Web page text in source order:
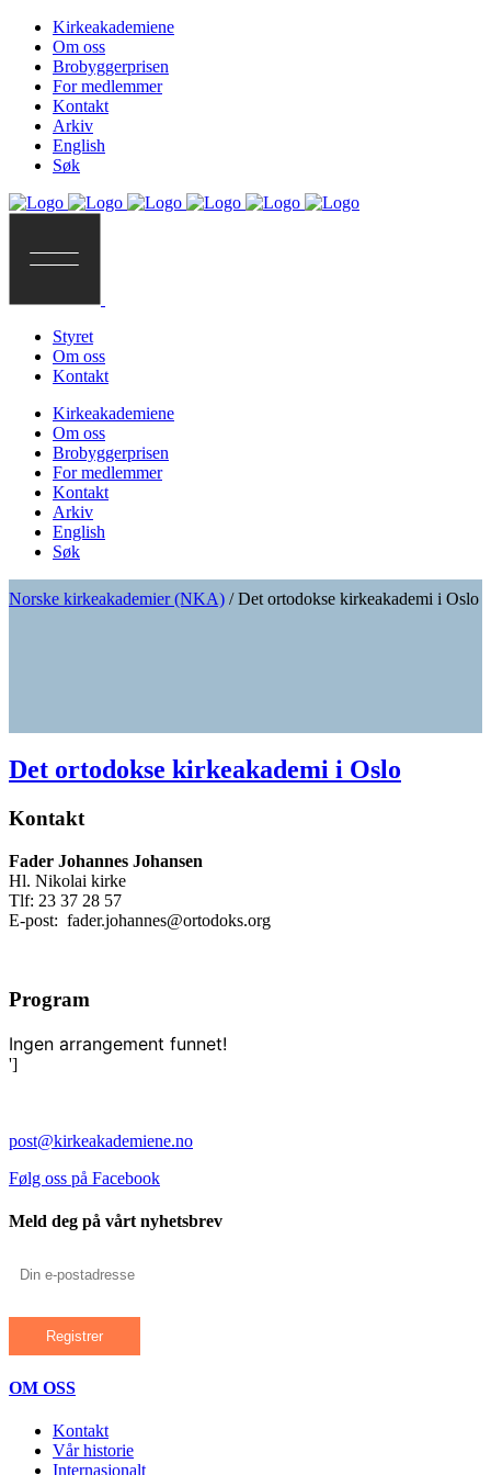
Kirkeakademiene
Om oss
Brobyggerprisen
For medlemmer
Kontakt
Arkiv
English
Søk
Styret
Om oss
Kontakt
Kirkeakademiene
Om oss
Brobyggerprisen
For medlemmer
Kontakt
Arkiv
English
Søk
Norske kirkeakademier (NKA) /Det ortodokse kirkeakademi i Oslo
Det ortodokse kirkeakademi i Oslo
Kontakt
Fader Johannes Johansen
Hl. Nikolai kirke
Tlf: 23 37 28 57
E-post: fader.johannes@ortodoks.org
Program
Ingen arrangement funnet!
']
post@kirkeakademiene.no
Følg oss på Facebook
Meld deg på vårt nyhetsbrev
OM OSS
Kontakt
Vår historie
Internasjonalt